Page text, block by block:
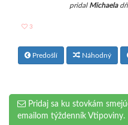
pridal Michaela
3
Predošlí Náhodný
Pridaj sa ku stovkám
emailom týždenník Vtipoviny.